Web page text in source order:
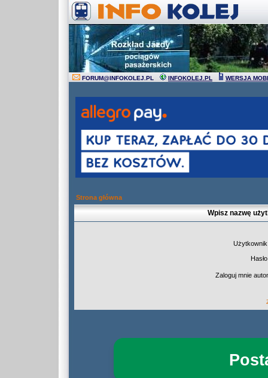
FORUM@INFOKOLEJ.PL INFOKOLEJ.PL WERSJA
Strona główna
Wpisz nazwę
Zaloguj mnie